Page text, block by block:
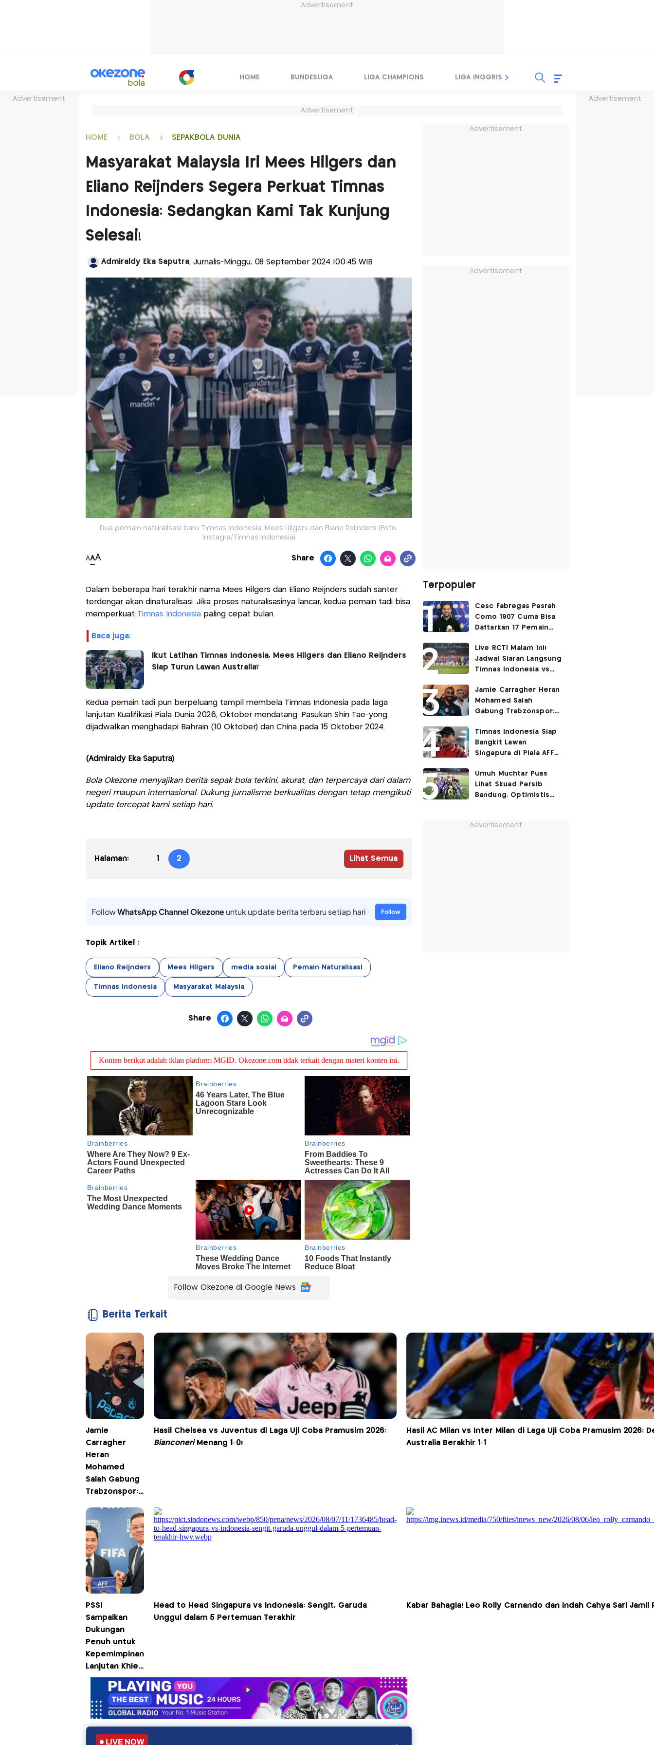
Advertisement
Advertisement Advertisement
HOME BUNDESLIGA LIGA CHAMPIONS LIGA INGGRIS LIGA ITALIA
Advertisement
HOME BOLA SEPAKBOLA DUNIA
Masyarakat Malaysia Iri Mees Hilgers dan
Eliano Reijnders Segera Perkuat Timnas
Indonesia: Sedangkan Kami Tak Kunjung
Selesai!
Admiraldy Eka Saputra, Jurnalis-Minggu, 08 September 2024 |00:45 WIB
Dua pemain naturalisasi baru Timnas Indonesia, Mees Hilgers dan Eliano Reijnders (Foto:
Instagra/Timnas Indonesia)
AAA Share
Dalam beberapa hari terakhir nama Mees Hilgers dan Eliano Reijnders sudah santer
terdengar akan dinaturalisasi. Jika proses naturalisasinya lancar, kedua pemain tadi bisa
memperkuat Timnas Indonesia paling cepat bulan.
baca juga:
Ikut Latihan Timnas Indonesia, Mees Hilgers dan Eliano Reijnders
Siap Turun Lawan Australia?
Kedua pemain tadi pun berpeluang tampil membela Timnas Indonesia pada laga
lanjutan Kualifikasi Piala Dunia 2026, Oktober mendatang. Pasukan Shin Tae-yong
dijadwalkan menghadapi Bahrain (10 Oktober) dan China pada 15 Oktober 2024.
(Admiraldy Eka Saputra)
Bola Okezone menyajikan berita sepak bola terkini, akurat, dan terpercaya dari dalam
negeri maupun internasional. Dukung jurnalisme berkualitas dengan tetap mengikuti
update tercepat kami setiap hari.
Halaman: 1 2 Lihat Semua
FollowWhatsApp Channel Okezoneuntuk update berita terbaru setiap hari Follow
Topik Artikel :
Eliano Reijnders Mees Hilgers media sosial Pemain Naturalisasi
Timnas Indonesia Masyarakat Malaysia
Share
Follow Okezone di Google News
Berita Terkait
Jamie
Carragher
Heran
Mohamed
Salah Gabung
Trabzonspor:
Ronaldo,
Harusnya ke
Juventus!
Hasil Chelsea vs Juventus di Laga Uji Coba Pramusim 2026:
BianconeriMenang 1-0!
Hasil AC Milan vs Inter Milan di Laga Uji Coba Pramusim 2026:
Australia Berakhir 1-1
PSSI
Sampaikan
Dukungan
Penuh untuk
Kepemimpinan
Lanjutan Khiev
Sameth di AFF
2026-2031
Head to Head Singapura vs Indonesia: Sengit, Garuda
Unggul dalam 5 Pertemuan Terakhir
Kabar Bahagia! Leo Rolly Carnando dan Indah Cahya Sari Jamil
LIVE NOW
Advertisement
Advertisement
Terpopuler
Cesc Fabregas Pasrah
Como 1907 Cuma Bisa
Daftarkan 17 Pemain
2026-2027
Live RCTI Malam Ini!
Jadwal Siaran Langsung
Timnas Indonesia vs
2026: Laga Hidup Mati
Jamie Carragher Heran
Mohamed Salah
Gabung Trabzonspor:
Ronaldo, Harusnya ke
Juventus!
Timnas Indonesia Siap
Bangkit Lawan
Singapura di Piala AFF
280 Juta Pendukung
Kami
Umuh Muchtar Puas
Lihat Skuad Persib
Bandung, Optimistis
Advertisement